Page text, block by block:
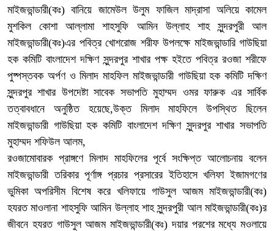
মাইজভান্ডারী(কঃ) বানিয়ে জামেউল উলুম ফাজিল মাদ্রাসা অলিয়ে কামেল
মুশকিল কোশা আল্লামা শাহসুফি আমিন উল্লাহ শাহ সুন্দরপুরী আল
মাইজভান্ডারী(কঃ)এর পবিত্র খোশরোজ শরীফ উপলক্ষে মাইজভান্ডারি গাউছিয়া
হক কমিটি বাংলাদেশ দক্ষিণ সুন্দরপুর শাখার পক্ষ হইতে পবিত্র রওজা শরীফে
পুষ্পস্তবক অর্পণ ও মিলাদ মাহফিল মাইজভান্ডারী গাউছিয়া হক কমিটি দক্ষিণ
সুন্দরপুর শাখার উপদেষ্টা সাবেক সভাপতি মুহাম্মদ ওমর ফারুক এর সার্বিক
তত্বাবধানে অনুষ্ঠিত হয়েছে,উক্ত মিলাদ মাহফিলে উপস্থিত ছিলেন
মাইজভান্ডারী গাউছিয়া হক কমিটি বাংলাদেশ দক্ষিণ সুন্দরপুর শাখার সভাপতি
মুহাম্মদ শফিউল আলম,
রওজামোবারক প্রাঙ্গণে মিলাদ মাহফিলের পূর্বে সংক্ষিপ্ত আলোচনায় বলেন
মাইজভান্ডারী তরিকার পূর্ণাঙ্গ প্রচার প্রসারের ইতিহাসে খলিফা ইজামগণের
ভুমিকা অপরিসীম বিশেষ করে খলিফায়ে গাউসুল আজম মাইজভান্ডারী(কঃ)
হযরত মাওলানা শাহসুফি আমিন উল্লাহ শাহ সুন্দরপুরী আল মাইজভান্ডারী(কঃ)র
জীবনে হযরত গাউসুল আজম মাইজভান্ডারী(কঃ) দয়ার পরশের মধ্যে মওলায়ে